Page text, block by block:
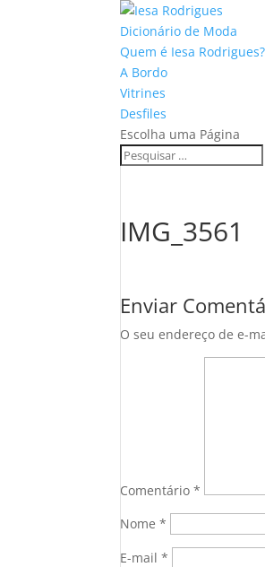
Dicionário de Moda
Quem é Iesa Rodrigues?
A Bordo
Vitrines
Desfiles
Escolha uma Página
IMG_3561
Enviar
O seu endereço de e-
Comentário*
Nome*
E-mail*